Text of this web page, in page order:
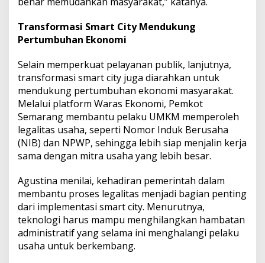
Transformasi Smart City Mendukung
Pertumbuhan Ekonomi
Selain memperkuat pelayanan publik, lanjutnya,
transformasi smart city juga diarahkan untuk
mendukung pertumbuhan ekonomi masyarakat.
Melalui platform Waras Ekonomi, Pemkot
Semarang membantu pelaku UMKM memperoleh
legalitas usaha, seperti Nomor Induk Berusaha
(NIB) dan NPWP, sehingga lebih siap menjalin kerja
sama dengan mitra usaha yang lebih besar.
Agustina menilai, kehadiran pemerintah dalam
membantu proses legalitas menjadi bagian penting
dari implementasi smart city. Menurutnya,
teknologi harus mampu menghilangkan hambatan
administratif yang selama ini menghalangi pelaku
usaha untuk berkembang.